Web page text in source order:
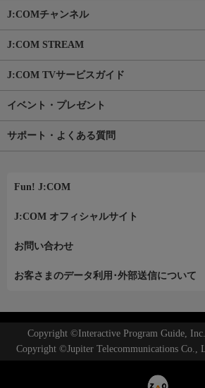
J:COMチャンネル
J:COM STREAM
J:COM TVサービスガイド
イベント・プレゼント
サポート・よくある質問
Fun! J:COM
J:COM オフィシャルサイト
お問い合わせ
お客さまのデータ利用･外部送信について
Copyright ©Interactive Program Guide,
Copyright ©Jupiter Telecommunications Co.,